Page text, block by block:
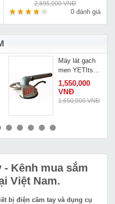
2,895,000 VNĐ
0 đánh giá
MUA NGAY
Máy lát gạch
men YETIts
BX-786
1,550,000
VNĐ
1,650,000 VNĐ
- Kênh mua sắm
Việt Nam.
bị điện cầm tay và dụng cụ